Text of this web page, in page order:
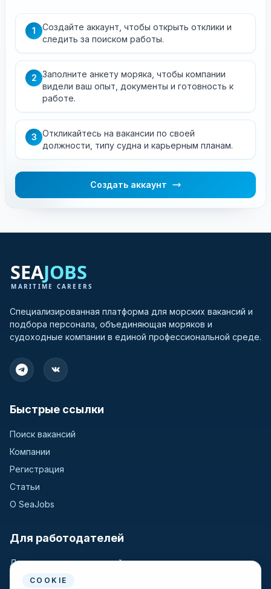
1
Создайте аккаунт, чтобы открыть отклики и
следить за поиском работы.
2 Заполните анкету моряка, чтобы компании
видели ваш опыт, документы и готовность к
работе.
3 Откликайтесь на вакансии по своей
должности, типу судна и карьерным планам.
Создать аккаунт
Специализированная платформа для морских вакансий и
подбора персонала, объединяющая моряков и
судоходные компании в единой профессиональной среде.
Быстрые ссылки
Поиск вакансий
Компании
Регистрация
Статьи
О SeaJobs
Для работодателей
Для крюинговых компаний
Разместить вакансию
COOKIE